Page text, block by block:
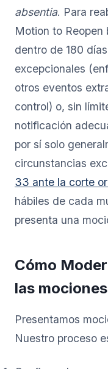
absentia. Para
Motion to Reopen
dentro de 180
excepcionales
otros eventos
control) o, sin
notificación
por sí solo
circunstancias
33 ante la corte
hábiles de cada
presenta una
Cómo
las
Presentamos
Nuestro proceso